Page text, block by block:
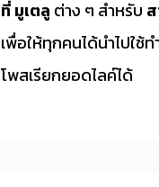
ที่ มูเตลู ต่าง ๆ สำหรับ
เพื่อให้ทุกคนได้นำไปใช้ท
โพสเรียกยอดไลค์ได้